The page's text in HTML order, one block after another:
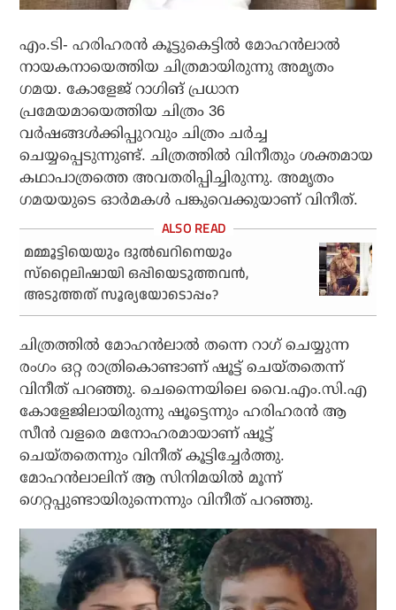
എം.ടി- ഹരിഹരന്‍ കൂട്ടുകെട്ടില്‍ മോഹന്‍ലാല്‍
നായകനായെത്തിയ ചിത്രമായിരുന്നു അമൃതം
ഗമയ. കോളേജ് റാഗിങ് പ്രധാന
പ്രമേയമായെത്തിയ ചിത്രം 36
വര്‍ഷങ്ങള്‍ക്കിപ്പുറവും ചിത്രം ചര്‍ച്ച
ചെയ്യപ്പെടുന്നുണ്ട്. ചിത്രത്തില്‍ വിനീതും ശക്തമായ
കഥാപാത്രത്തെ അവതരിപ്പിച്ചിരുന്നു. അമൃതം
ഗമയയുടെ ഓര്‍മകള്‍ പങ്കുവെക്കുയാണ് വിനീത്.
മമ്മൂട്ടിയെയും ദുല്‍ഖറിനെയും
സ്‌റ്റൈലിഷായി ഒപ്പിയെടുത്തവന്‍,
അടുത്തത് സൂര്യയോടൊപ്പം?
ചിത്രത്തില്‍ മോഹന്‍ലാല്‍ തന്നെ റാഗ് ചെയ്യുന്ന
രംഗം ഒറ്റ രാത്രികൊണ്ടാണ് ഷൂട്ട് ചെയ്തതെന്ന്
വിനീത് പറഞ്ഞു. ചെന്നൈയിലെ വൈ.എം.സി.എ
കോളേജിലായിരുന്നു ഷൂട്ടെന്നും ഹരിഹരന്‍ ആ
സീന്‍ വളരെ മനോഹരമായാണ് ഷൂട്ട്
ചെയ്തതെന്നും വിനീത് കൂട്ടിച്ചേര്‍ത്തു.
മോഹന്‍ലാലിന് ആ സിനിമയില്‍ മൂന്ന്
ഗെറ്റപ്പുണ്ടായിരുന്നെന്നും വിനീത് പറഞ്ഞു.